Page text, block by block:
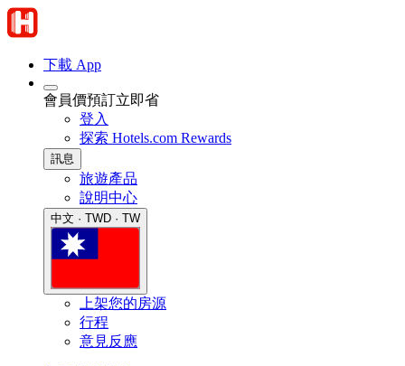
下載 App
會員價預訂立即省
登入
探索 Hotels.com Rewards
訊息
旅遊產品
說明中心
中文 · TWD · TW
上架您的房源
行程
意見反應